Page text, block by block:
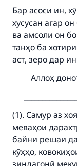
Бар асоси ин,
хусусан агар
ва амсоли он
танҳо ба
аст, зеро дар
Аллоҳ
(1). Самур аз
меваҳои
байни решаи
кӯҳҳо,
with
Your
"A person